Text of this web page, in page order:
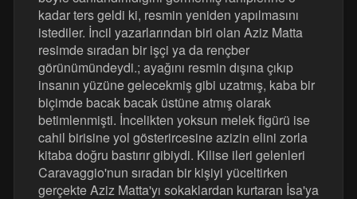
kadar ters geldi ki, resmin yeniden yapılmasını
istediler. İncil yazarlarından biri olan Aziz Matta
resimde sıradan bir işçi ya da rençber
görünümündeydi.; ayağını resmin dışına çıkıp
insanın yüzüne gelecekmiş gibi uzatmış, kaba bir
biçimde bacak bacak üstüne atmış olarak
betimlenmişti. İncelikten yoksun melek figürü ise
cahil birisine yol gösterircesine azizin elini zorla
kitaba doğru bastırır gibiydi. Kilise ileri gelenleri
Caravaggio'nun sıradan bir kişiyi yüceltirken
gerçekte Aziz Matta'yı sokaklardan kurtaran İsa'ya